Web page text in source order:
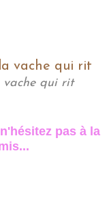
vache qui rit
pas à la